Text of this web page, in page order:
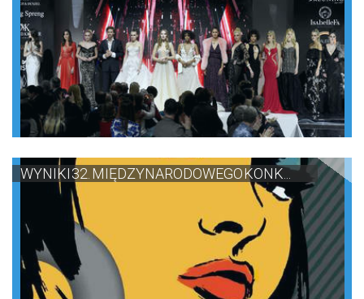
WYNIKI 32. MIĘDZYNARODOWEGO KONK...